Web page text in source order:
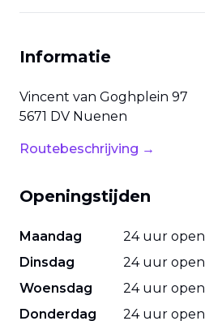
Informatie
Vincent van Goghplein 97
5671 DV Nuenen
Routebeschrijving →
Openingstijden
Maandag
24 uur open
Dinsdag
24 uur open
Woensdag
24 uur open
Donderdag
24 uur open